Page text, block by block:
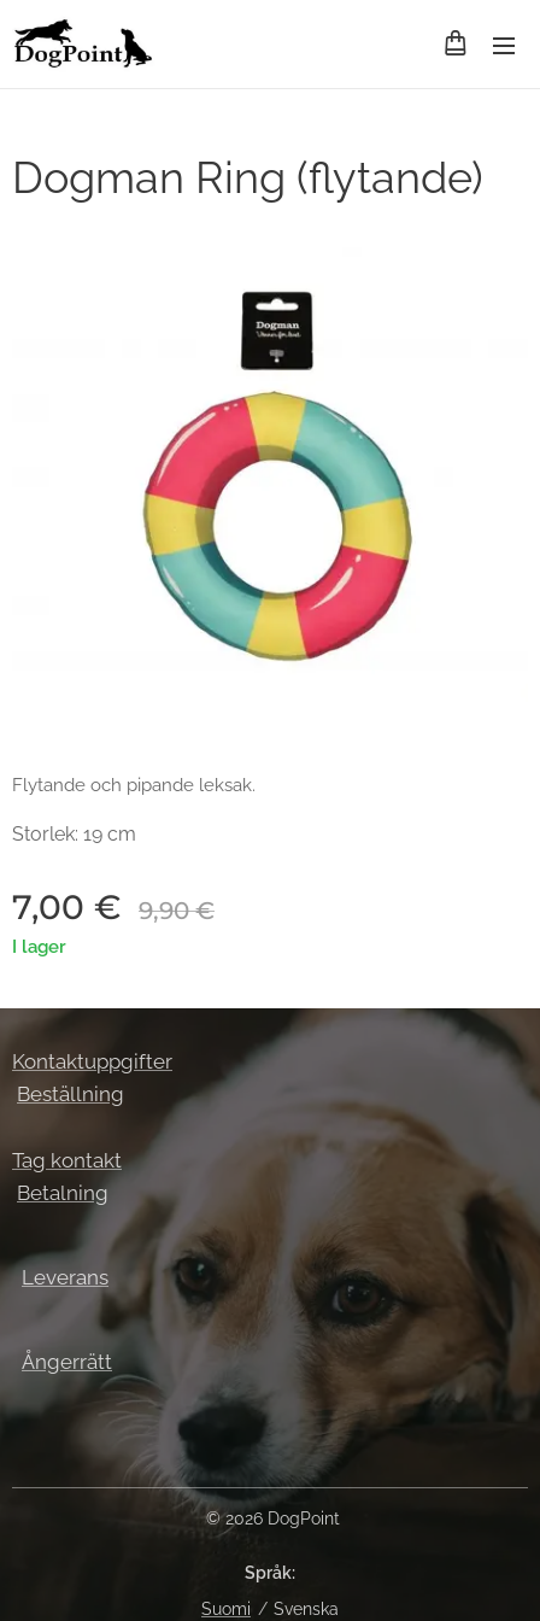
Dogman Ring (flytande)
Flytande och pipande leksak.
Storlek: 19 cm
7,00 € 9,90€
I lager
Kontaktuppgifter
Beställning
Tag kontakt
Betalning
Leverans
Ångerrätt
© 2026 DogPoint
Språk
Suomi
Svenska